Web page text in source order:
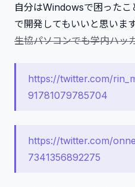
自分はWindowsで困った
で開発してもいいと思います
生協パソコンでも学内ハッ
https://twitter.com/
91781079785704
https://twitter.com/
7341356892275